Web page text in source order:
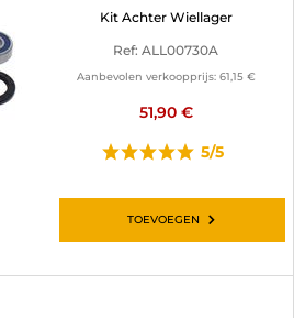
Kit Achter Wiellager
Ref: ALL00730A
Aanbevolen verkoopprijs: 61,15 €
51,90 €
5/5
TOEVOEGEN